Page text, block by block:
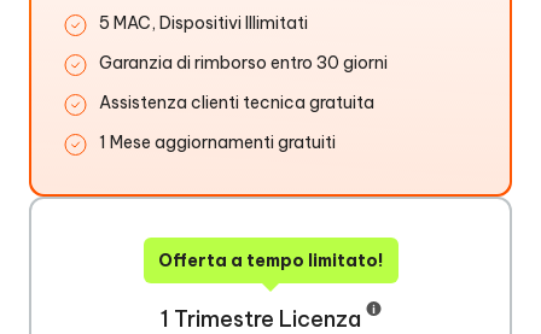
5 MAC, Dispositivi Illimitati
Garanzia di rimborso entro 30 giorni
Assistenza clienti tecnica gratuita
1 Mese aggiornamenti gratuiti
Offerta a tempo limitato!
1 Trimestre Licenza